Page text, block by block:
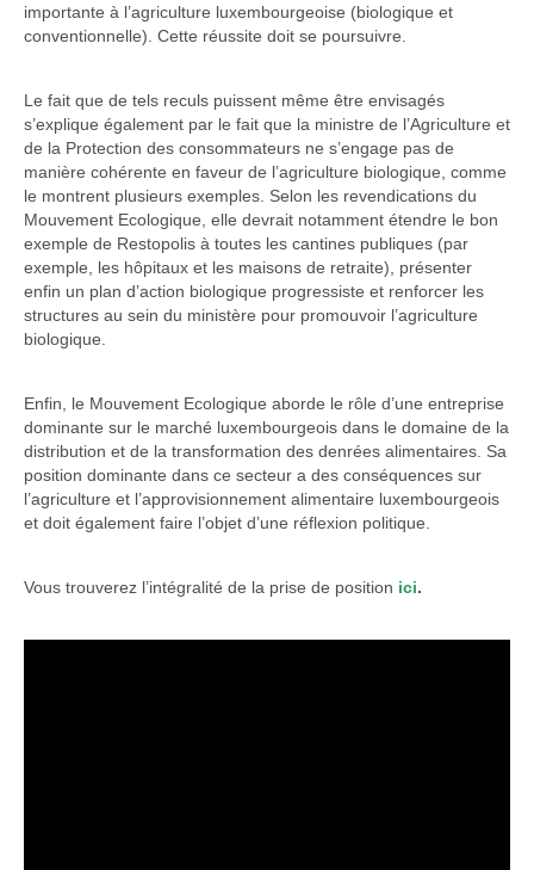
importante à l’agriculture luxembourgeoise (biologique et
conventionnelle). Cette réussite doit se poursuivre.
Le fait que de tels reculs puissent même être envisagés
s’explique également par le fait que la ministre de l’Agriculture et
de la Protection des consommateurs ne s’engage pas de
manière cohérente en faveur de l’agriculture biologique, comme
le montrent plusieurs exemples. Selon les revendications du
Mouvement Ecologique, elle devrait notamment étendre le bon
exemple de Restopolis à toutes les cantines publiques (par
exemple, les hôpitaux et les maisons de retraite), présenter
enfin un plan d’action biologique progressiste et renforcer les
structures au sein du ministère pour promouvoir l’agriculture
biologique.
Enfin, le Mouvement Ecologique aborde le rôle d’une entreprise
dominante sur le marché luxembourgeois dans le domaine de la
distribution et de la transformation des denrées alimentaires. Sa
position dominante dans ce secteur a des conséquences sur
l’agriculture et l’approvisionnement alimentaire luxembourgeois
et doit également faire l’objet d’une réflexion politique.
Vous trouverez l’intégralité de la prise de position ici.